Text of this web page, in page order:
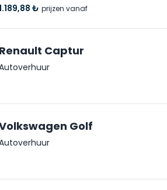
₺ prijzen vanaf
Renault Captur
Golf